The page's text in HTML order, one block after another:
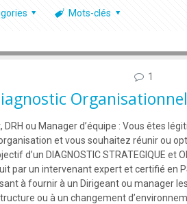
Mots-clés
1
DRH ou Manager d’équipe : Vous êtes
et vous souhaitez réunir ou
d’un DIAGNOSTIC STRATEGIQUE et
par un intervenant expert et certifié en
à fournir à un Dirigeant ou manager
ou à un changement